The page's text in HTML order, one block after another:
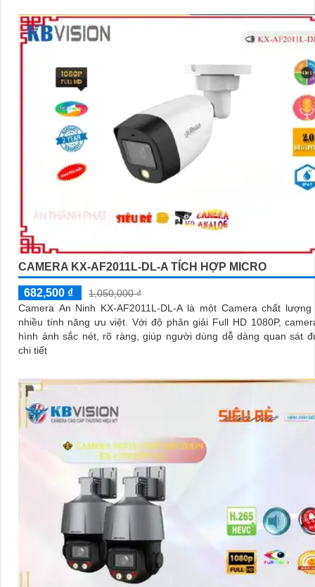
CAMERA KX-AF2011L-DL-A TÍCH HỢP MICRO
682,500 ₫
1,050,000 ₫
Camera An Ninh KX-AF2011L-DL-A là một Camera chất
nhiều tính năng ưu việt. Với độ phân giải Full HD 1080P, camera ghi lại
hình ảnh sắc nét, rõ ràng, giúp người dùng dễ dàng quan sát
chi tiết